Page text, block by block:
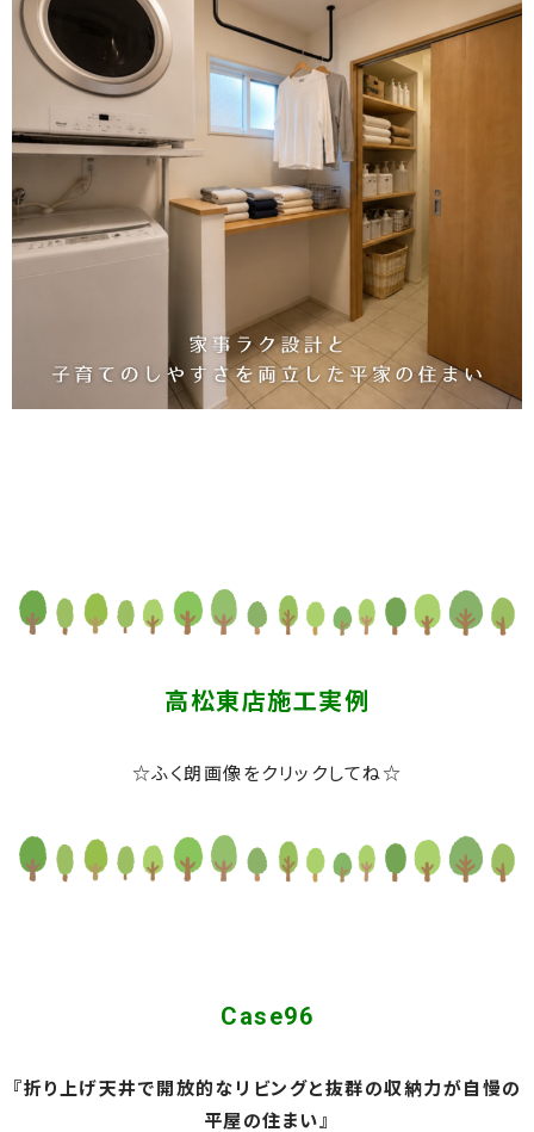
高松東店施工実例
☆ふく朗画像をクリックしてね☆
Case96
『折り上げ天井で開放的なリビングと抜群の収納力が自慢の
平屋の住まい』